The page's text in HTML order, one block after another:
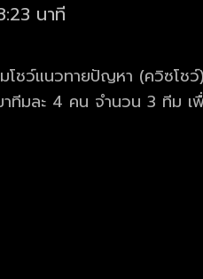
นาที
โชว์แนวทายปัญหา (ควิซโช
มละ 4 คน จำนวน 3 ทีม เ